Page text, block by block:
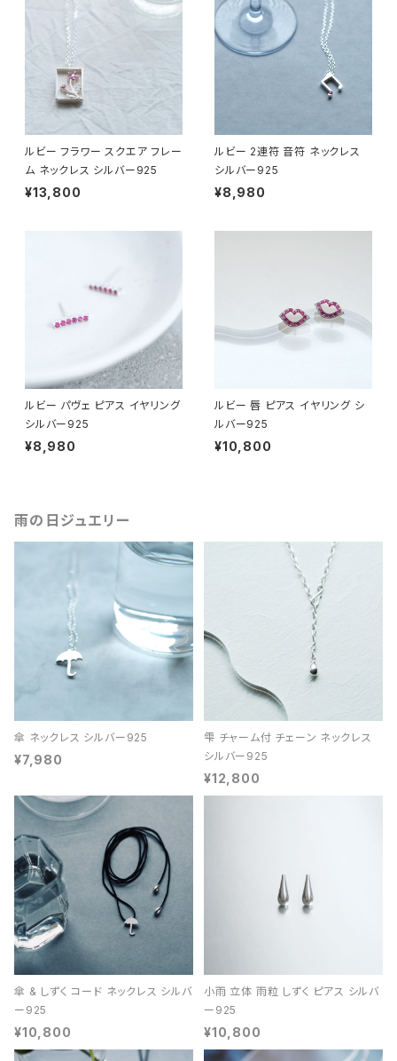
ルビー フラワー スクエア フレー
ム ネックレス シルバー925
¥13,800
ルビー 2連符 音符 ネックレス
シルバー925
¥8,980
ルビー パヴェ ピアス イヤリング
シルバー925
¥8,980
ルビー 唇 ピアス イヤリング シ
ルバー925
¥10,800
雨の日ジュエリー
傘 ネックレス シルバー925
¥7,980
雫 チャーム付 チェーン ネックレス
シルバー925
¥12,800
傘 & しずく コード ネックレス シルバ
ー925
¥10,800
小雨 立体 雨粒 しずく ピアス シルバ
ー925
¥10,800